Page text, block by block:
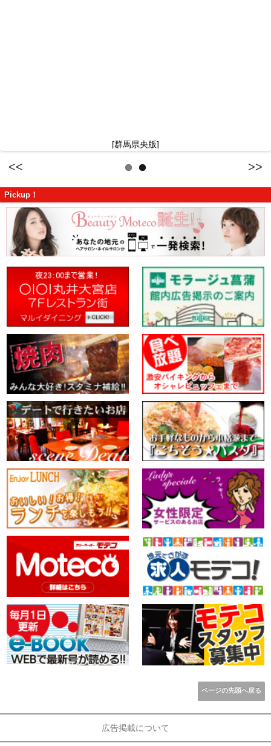
[群馬県央版]
Pickup！
ページの先頭へ戻る
広告掲載について